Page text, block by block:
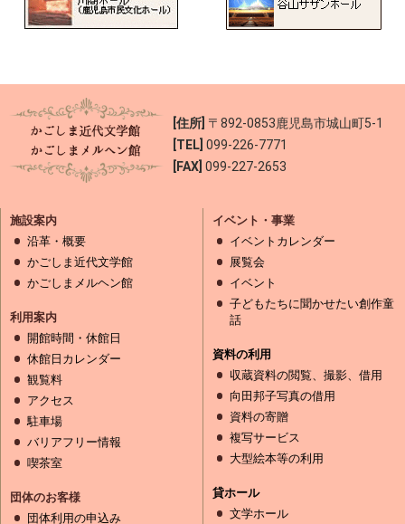
[住所] 〒892-0853鹿児島市城山町5-1
[TEL] 099-226-7771
[FAX] 099-227-2653
施設案内
沿革・概要
かごしま近代文学館
かごしまメルヘン館
利用案内
開館時間・休館日
休館日カレンダー
観覧料
アクセス
駐車場
バリアフリー情報
喫茶室
団体のお客様
団体利用の申込み
イベント・事業
イベントカレンダー
展覧会
イベント
子どもたちに聞かせたい創作童
話
資料の利用
収蔵資料の閲覧、撮影、借用
向田邦子写真の借用
資料の寄贈
複写サービス
大型絵本等の利用
貸ホール
文学ホール